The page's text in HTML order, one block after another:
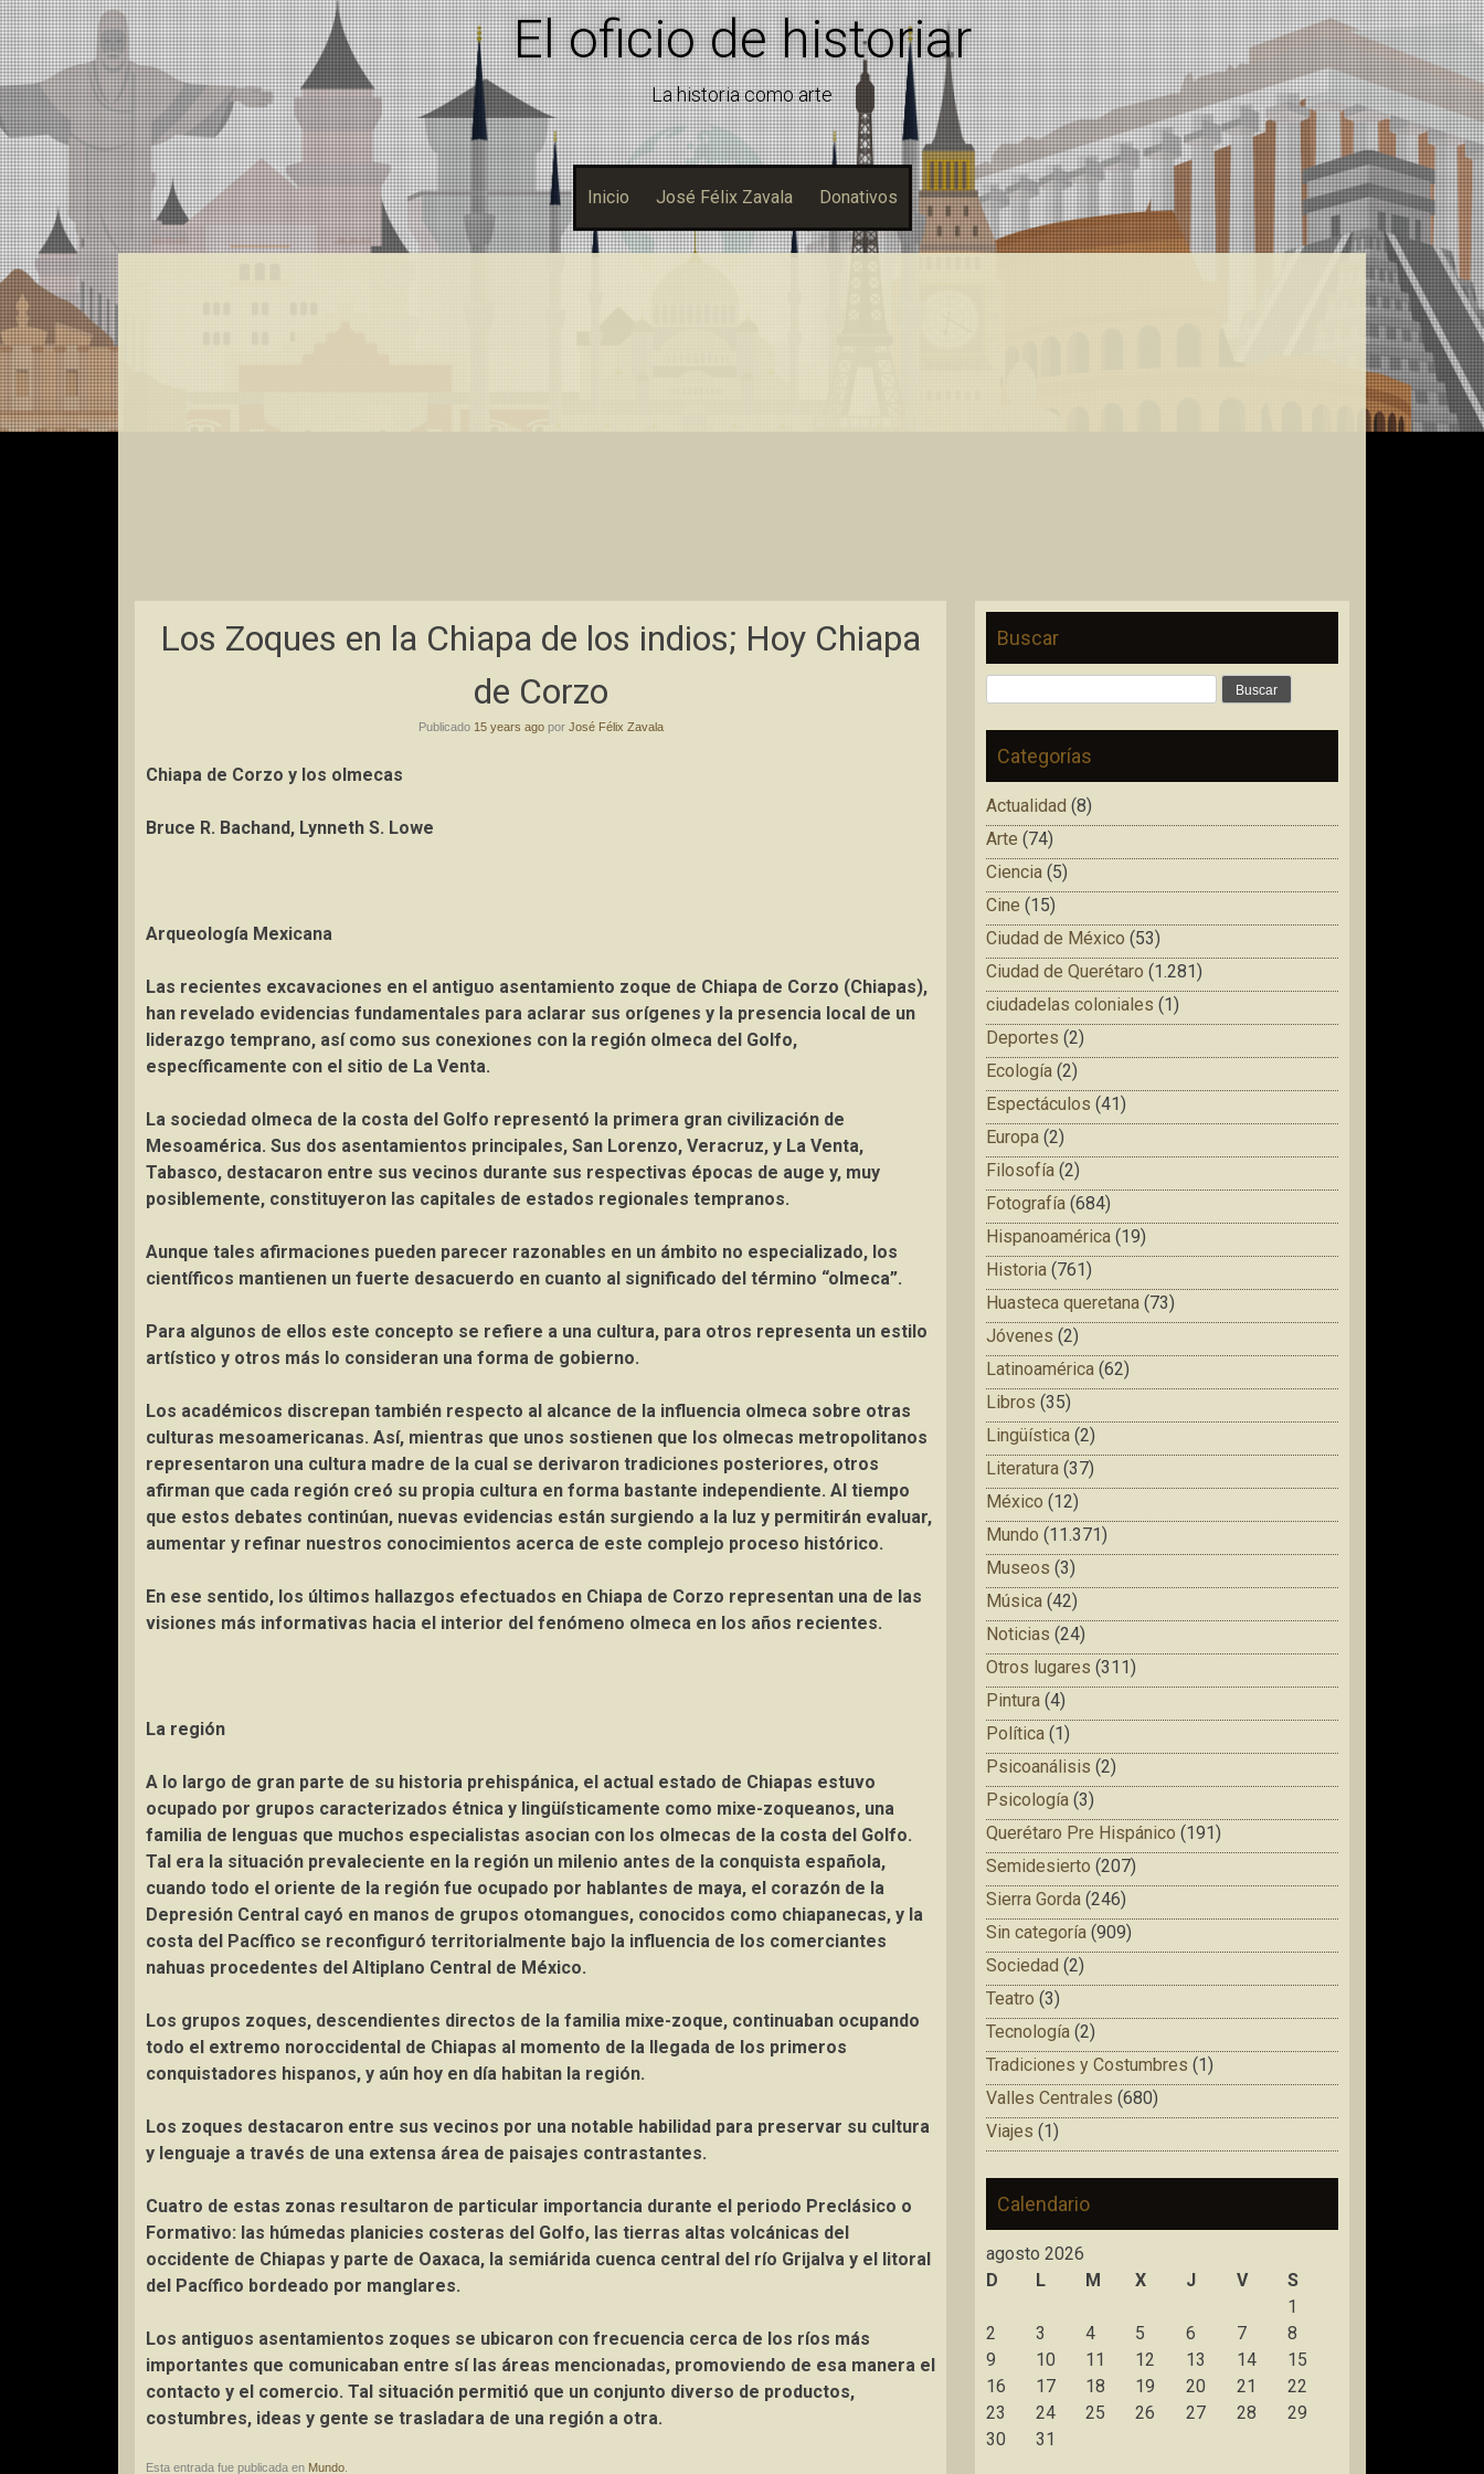
El oficio de historiar
La historia como arte
Inicio José Félix Zavala Donativos
Los Zoques en la Chiapa de los indios; Hoy Chiapa
de Corzo
Publicado 15 years agopor José Félix Zavala
Chiapa de Corzo y los olmecas
Bruce R. Bachand, Lynneth S. Lowe
Arqueología Mexicana
Las recientes excavaciones en el antiguo asentamiento zoque de Chiapa de Corzo (Chiapas),
han revelado evidencias fundamentales para aclarar sus orígenes y la presencia local de un
liderazgo temprano, así como sus conexiones con la región olmeca del Golfo,
específicamente con el sitio de La Venta.
La sociedad olmeca de la costa del Golfo representó la primera gran civilización de
Mesoamérica. Sus dos asentamientos principales, San Lorenzo, Veracruz, y La Venta,
Tabasco, destacaron entre sus vecinos durante sus respectivas épocas de auge y, muy
posiblemente, constituyeron las capitales de estados regionales tempranos.
Aunque tales afirmaciones pueden parecer razonables en un ámbito no especializado, los
científicos mantienen un fuerte desacuerdo en cuanto al significado del término “olmeca”.
Para algunos de ellos este concepto se refiere a una cultura, para otros representa un estilo
artístico y otros más lo consideran una forma de gobierno.
Los académicos discrepan también respecto al alcance de la influencia olmeca sobre otras
culturas mesoamericanas. Así, mientras que unos sostienen que los olmecas metropolitanos
representaron una cultura madre de la cual se derivaron tradiciones posteriores, otros
afirman que cada región creó su propia cultura en forma bastante independiente. Al tiempo
que estos debates continúan, nuevas evidencias están surgiendo a la luz y permitirán evaluar,
aumentar y refinar nuestros conocimientos acerca de este complejo proceso histórico.
En ese sentido, los últimos hallazgos efectuados en Chiapa de Corzo representan una de las
visiones más informativas hacia el interior del fenómeno olmeca en los años recientes.
La región
A lo largo de gran parte de su historia prehispánica, el actual estado de Chiapas estuvo
ocupado por grupos caracterizados étnica y lingüísticamente como mixe-zoqueanos, una
familia de lenguas que muchos especialistas asocian con los olmecas de la costa del Golfo.
Tal era la situación prevaleciente en la región un milenio antes de la conquista española,
cuando todo el oriente de la región fue ocupado por hablantes de maya, el corazón de la
Depresión Central cayó en manos de grupos otomangues, conocidos como chiapanecas, y la
costa del Pacífico se reconfiguró territorialmente bajo la influencia de los comerciantes
nahuas procedentes del Altiplano Central de México.
Los grupos zoques, descendientes directos de la familia mixe-zoque, continuaban ocupando
todo el extremo noroccidental de Chiapas al momento de la llegada de los primeros
conquistadores hispanos, y aún hoy en día habitan la región.
Los zoques destacaron entre sus vecinos por una notable habilidad para preservar su cultura
y lenguaje a través de una extensa área de paisajes contrastantes.
Cuatro de estas zonas resultaron de particular importancia durante el periodo Preclásico o
Formativo: las húmedas planicies costeras del Golfo, las tierras altas volcánicas del
occidente de Chiapas y parte de Oaxaca, la semiárida cuenca central del río Grijalva y el litoral
del Pacífico bordeado por manglares.
Los antiguos asentamientos zoques se ubicaron con frecuencia cerca de los ríos más
importantes que comunicaban entre sí las áreas mencionadas, promoviendo de esa manera el
contacto y el comercio. Tal situación permitió que un conjunto diverso de productos,
costumbres, ideas y gente se trasladara de una región a otra.
Esta entrada fue publicada en Mundo
Buscar
Categorías
Actualidad (8)
Arte (74)
Ciencia (5)
Cine (15)
Ciudad de México (53)
Ciudad de Querétaro (1.281)
ciudadelas coloniales (1)
Deportes (2)
Ecología (2)
Espectáculos (41)
Europa (2)
Filosofía (2)
Fotografía (684)
Hispanoamérica (19)
Historia (761)
Huasteca queretana (73)
Jóvenes (2)
Latinoamérica (62)
Libros (35)
Lingüística (2)
Literatura (37)
México (12)
Mundo (11.371)
Museos (3)
Música (42)
Noticias (24)
Otros lugares (311)
Pintura (4)
Política (1)
Psicoanálisis (2)
Psicología (3)
Querétaro Pre Hispánico (191)
Semidesierto (207)
Sierra Gorda (246)
Sin categoría (909)
Sociedad (2)
Teatro (3)
Tecnología (2)
Tradiciones y Costumbres (1)
Valles Centrales (680)
Viajes (1)
Calendario
agosto 2026
D
L M X J V
S
1
2
3 4 5 6 7
8
9
10 11 12 13 14
15
16
17 18 19 20 21
22
23
24 25 26 27 28
29
30
31